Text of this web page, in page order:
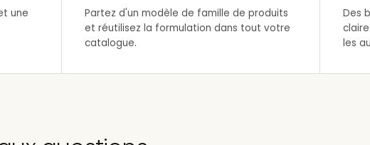
une
Partez d'un modèle de famille de produits
et réutilisez la formulation dans tout votre
catalogue.
Des
les